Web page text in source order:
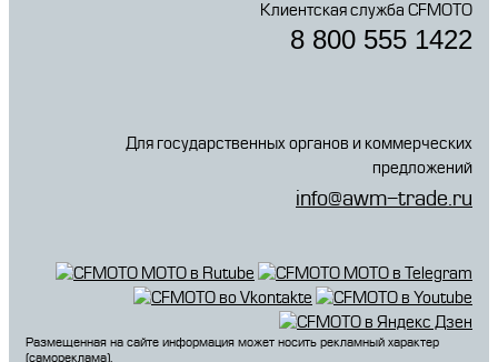
Клиентская служба CFMOTO
8 800 555 1422
Для государственных органов и коммерческих
предложений
info@awm-trade.ru
Размещенная на сайте информация может носить рекламный характер
(самореклама).